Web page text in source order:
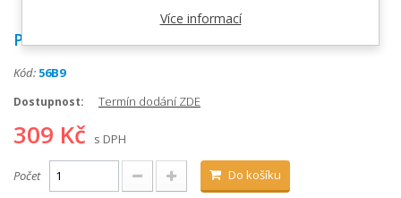
Pálka stolní tenis GD EDC7001
Kód: 56B9
Dostupnost: Termín dodání ZDE
309 Kč s DPH
Počet Do košíku
Více informací